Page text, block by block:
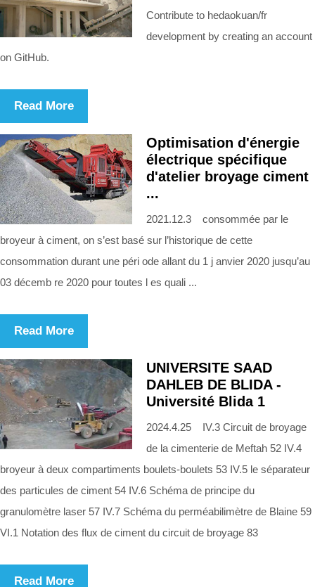
Contribute to hedaokuan/fr
development by creating an account
on GitHub.
Read More
Optimisation d'énergie
électrique spécifique
d'atelier broyage ciment
...
2021.12.3 consommée par le
broyeur à ciment, on s’est basé sur l’historique de cette
consommation durant une péri ode allant du 1 j anvier 2020 jusqu’au
03 décemb re 2020 pour toutes l es quali ...
Read More
UNIVERSITE SAAD
DAHLEB DE BLIDA -
Université Blida 1
2024.4.25 IV.3 Circuit de broyage
de la cimenterie de Meftah 52 IV.4
broyeur à deux compartiments boulets-boulets 53 IV.5 le séparateur
des particules de ciment 54 IV.6 Schéma de principe du
granulomètre laser 57 IV.7 Schéma du perméabilimètre de Blaine 59
VI.1 Notation des flux de ciment du circuit de broyage 83
Read More